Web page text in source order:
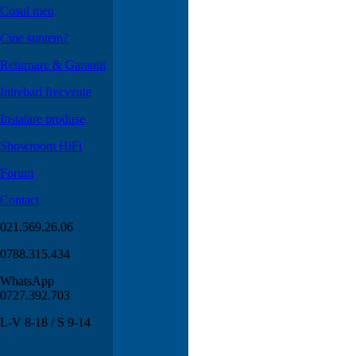
Cosul meu
Cine suntem?
Returnare & Garantii
Intrebari frecvente
Instalare produse
Showroom HiFi
Forum
Contact
021.569.26.06
0788.315.434
WhatsApp
0727.392.703
L-V 8-18 / S 9-14